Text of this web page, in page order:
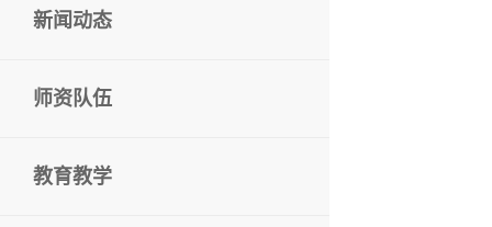
新闻动态
师资队伍
教育教学